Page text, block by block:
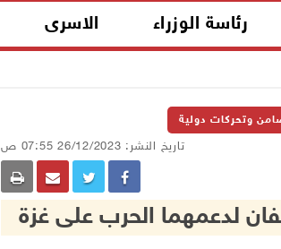
رئاسة الوزراء الاسرى
وتحركات دولية
تاريخ النشر: 26/12/2023 07:55 ص
لدعمهما الحرب على غزة